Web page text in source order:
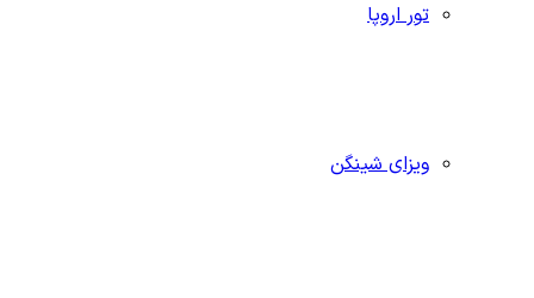
تور اروپا
ویزای شینگن